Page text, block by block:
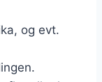
og evt.